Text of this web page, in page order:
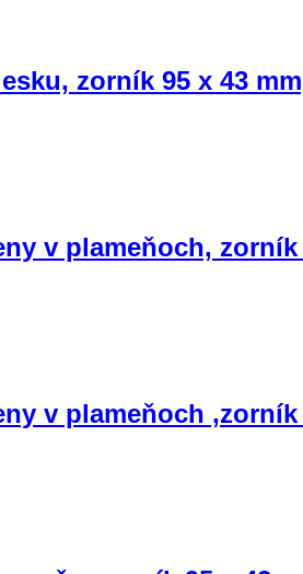
zorník 95 x 43
v plameňoch, zorník
v plameňoch ,zorník